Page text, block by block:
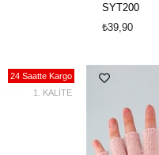
SYT200
₺39,90
24 Saatte Kargo
1. KALİTE